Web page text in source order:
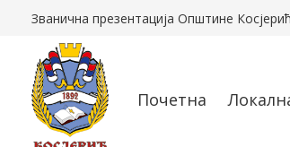
Званична презентација Општине Косјерић
Почетна